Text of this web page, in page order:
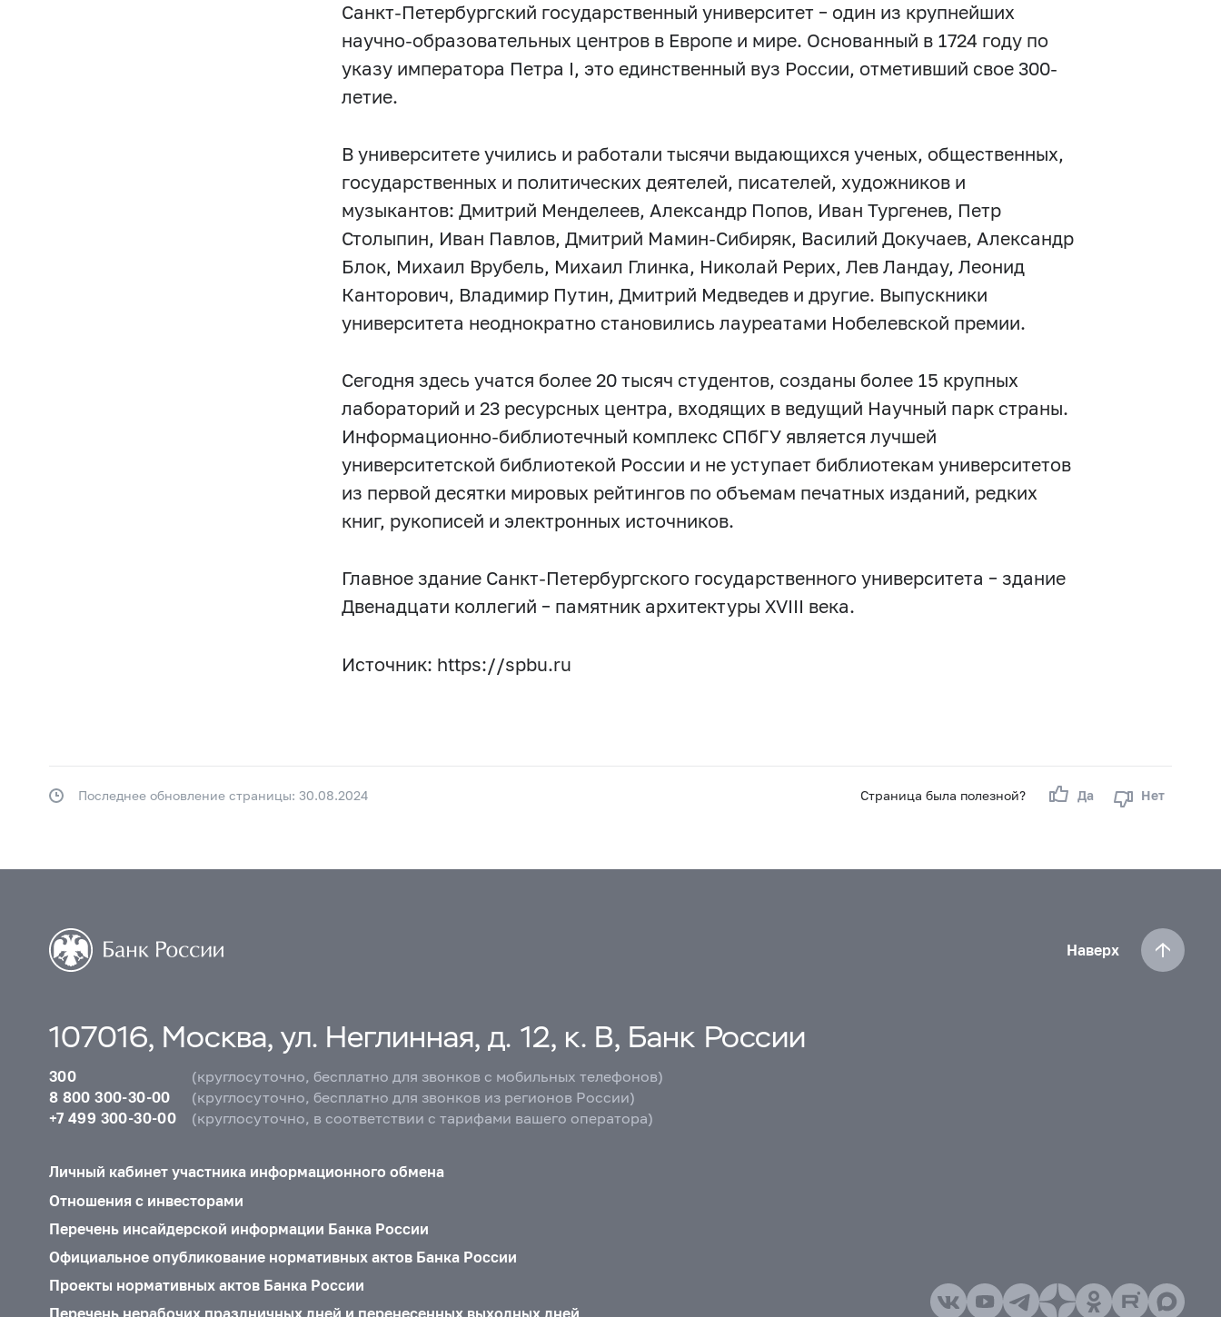
Санкт-Петербургский государственный университет – один из крупнейших
научно-образовательных центров в Европе и мире. Основанный в 1724 году по
указу императора Петра I, это единственный вуз России, отметивший свое 300-
летие.
В университете учились и работали тысячи выдающихся ученых, общественных,
государственных и политических деятелей, писателей, художников и
музыкантов: Дмитрий Менделеев, Александр Попов, Иван Тургенев, Петр
Столыпин, Иван Павлов, Дмитрий Мамин-Сибиряк, Василий Докучаев, Александр
Блок, Михаил Врубель, Михаил Глинка, Николай Рерих, Лев Ландау, Леонид
Канторович, Владимир Путин, Дмитрий Медведев и другие. Выпускники
университета неоднократно становились лауреатами Нобелевской премии.
Сегодня здесь учатся более 20 тысяч студентов, созданы более 15 крупных
лабораторий и 23 ресурсных центра, входящих в ведущий Научный парк страны.
Информационно-библиотечный комплекс СПбГУ является лучшей
университетской библиотекой России и не уступает библиотекам университетов
из первой десятки мировых рейтингов по объемам печатных изданий, редких
книг, рукописей и электронных источников.
Главное здание Санкт-Петербургского государственного университета – здание
Двенадцати коллегий – памятник архитектуры XVIII века.
Источник: https://spbu.ru
Страница была полезной? Да Нет
Последнее обновление страницы: 30.08.2024
Наверх
107016, Москва, ул. Неглинная, д. 12, к. В, Банк России
300
(круглосуточно, бесплатно для звонков с мобильных телефонов)
8 800 300-30-00
(круглосуточно, бесплатно для звонков из регионов России)
+7 499 300-30-00
(круглосуточно, в соответствии с тарифами вашего оператора)
Личный кабинет участника информационного обмена
Отношения с инвесторами
Перечень инсайдерской информации Банка России
Официальное опубликование нормативных актов Банка России
Проекты нормативных актов Банка России
Перечень нерабочих праздничных дней и перенесенных выходных дней